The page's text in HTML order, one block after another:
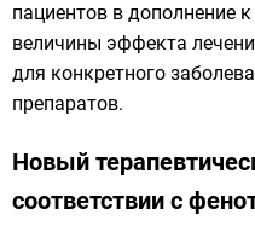
пациентов в дополнение
величины эффекта
для конкретного
препаратов.
Новый
соответствии с